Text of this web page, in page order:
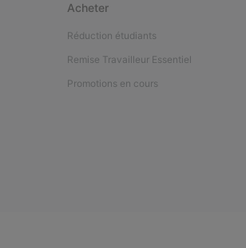
Acheter
Réduction étudiants
Remise Travailleur Essentiel
Promotions en cours